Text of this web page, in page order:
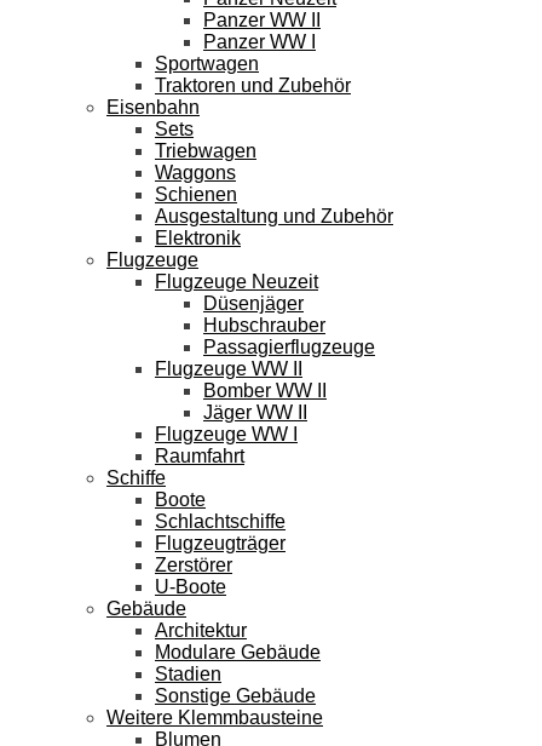
Panzer WW II
Panzer WW I
Sportwagen
Traktoren und Zubehör
Eisenbahn
Sets
Triebwagen
Waggons
Schienen
Ausgestaltung und Zubehör
Elektronik
Flugzeuge
Flugzeuge Neuzeit
Düsenjäger
Hubschrauber
Passagierflugzeuge
Flugzeuge WW II
Bomber WW II
Jäger WW II
Flugzeuge WW I
Raumfahrt
Schiffe
Boote
Schlachtschiffe
Flugzeugträger
Zerstörer
U-Boote
Gebäude
Architektur
Modulare Gebäude
Stadien
Sonstige Gebäude
Weitere Klemmbausteine
Blumen